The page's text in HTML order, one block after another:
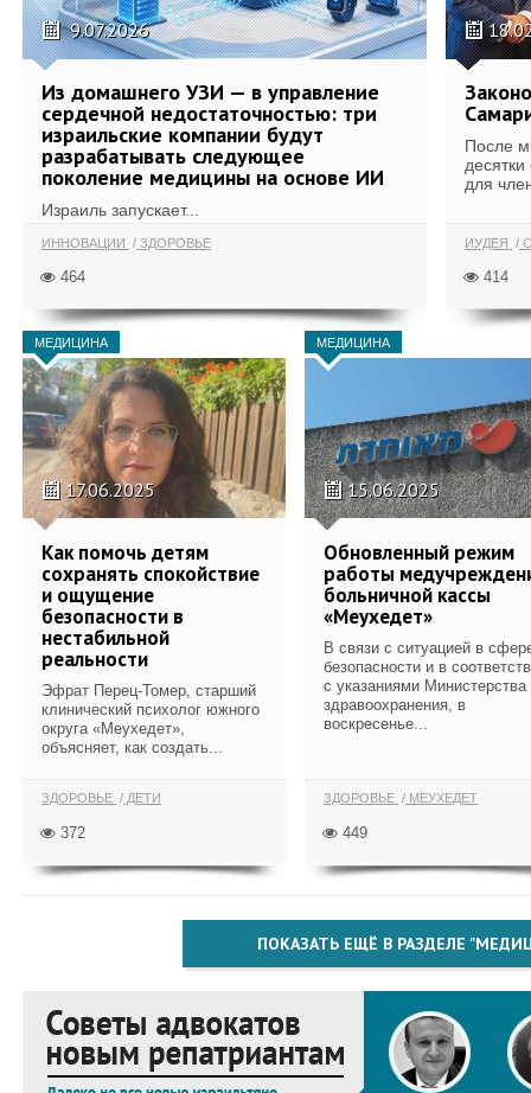
9.07.2026
Из домашнего УЗИ — в управление
сердечной недостаточностью: три
израильские компании будут
разрабатывать следующее
поколение медицины на основе ИИ
Израиль запускает...
ИННОВАЦИИ ЗДОРОВЬЕ
464
После
для
ИУДЕЯ
414
МЕДИЦИНА
17.06.2025
Как помочь детям
сохранять спокойствие
и ощущение
безопасности в
нестабильной
реальности
Эфрат Перец-Томер, старший
клинический психолог южного
округа «Меухедет»,
объясняет, как создать...
ЗДОРОВЬЕ ДЕТИ
372
МЕДИЦИНА
15.06.2025
Обновленный режим
работы
больничной кассы
«Меухедет»
В связи с ситуацией в
безопасности и в
с указаниями Министерства
здравоохранения, в
воскресенье...
ЗДОРОВЬЕ МЕУХЕДЕТ
449
ПОКАЗАТЬ ЕЩЁ В РАЗДЕЛЕ